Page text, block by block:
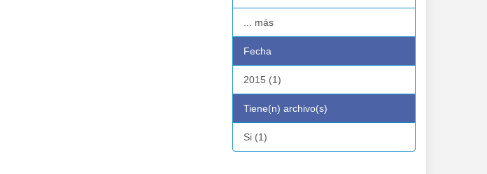
... más
Fecha
2015 (1)
Tiene(n) archivo(s)
Si (1)